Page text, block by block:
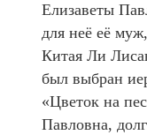
Елизаветы
для неё её
Китая Ли
был выбран
«Цветок на
Павловна,